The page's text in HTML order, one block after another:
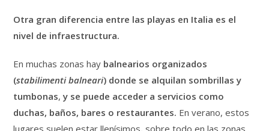
Otra gran diferencia entre las playas en Italia es el
nivel de infraestructura.
En muchas zonas hay balnearios organizados
(stabilimenti balneari) donde se alquilan sombrillas y
tumbonas, y se puede acceder a servicios como
duchas, baños, bares o restaurantes. En verano, estos